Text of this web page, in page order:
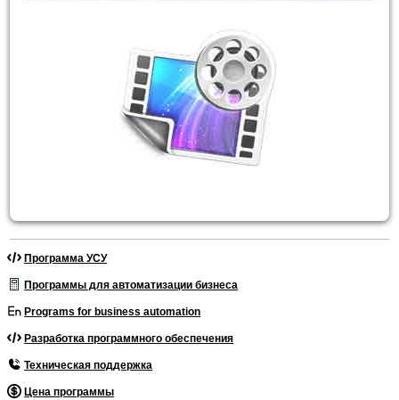
Программа УСУ
Программы для автоматизации бизнеса
Programs for business automation
Разработка программного обеспечения
Техническая поддержка
Цена программы